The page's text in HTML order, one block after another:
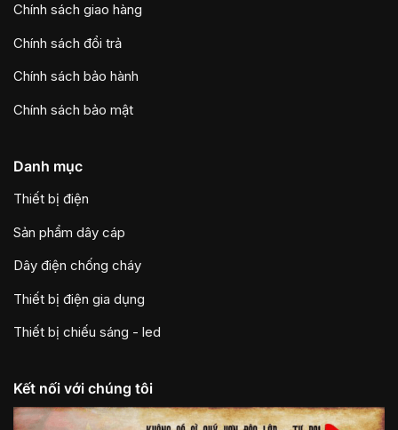
Chính sách giao hàng
Chính sách đổi trả
Chính sách bảo hành
Chính sách bảo mật
Danh mục
Thiết bị điện
Sản phẩm dây cáp
Dây điện chống cháy
Thiết bị điện gia dụng
Thiết bị chiếu sáng - led
Kết nối với chúng tôi